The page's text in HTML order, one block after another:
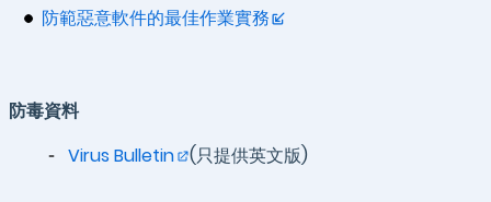
防範惡意軟件的最佳作業實務
防毒資料
Virus Bulletin
(只提供英文版)